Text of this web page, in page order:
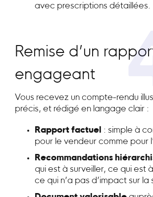
avec prescriptions détaillées.
Remise d’un
engageant
Vous recevez un compte-rendu
précis, et rédigé en langage clair :
Rapport factuel : simple à
pour le vendeur comme pour
Recommandations
qui est à surveiller, ce qui est
ce qui n’a pas d’impact sur la